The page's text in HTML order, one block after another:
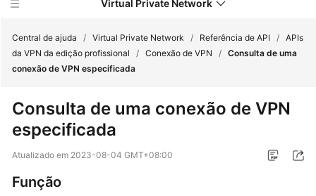
Virtual Private Network
de
serviço
Primeiros
passos
Central de ajuda / Virtual Private Network / Referência de API / APIs
da VPN da edição profissional
/ Conexão de VPN / Consulta de uma
conexão de VPN especificada
Consulta de uma conexão de VPN
especificada
Atualizado em 2023-08-04 GMT+08:00
Função